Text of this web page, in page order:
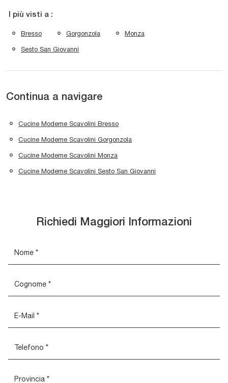
I più visti a :
Bresso Gorgonzola Monza
Sesto San Giovanni
Continua a navigare
Cucine Moderne Scavolini Bresso
Cucine Moderne Scavolini Gorgonzola
Cucine Moderne Scavolini Monza
Cucine Moderne Scavolini Sesto San Giovanni
Richiedi Maggiori Informazioni